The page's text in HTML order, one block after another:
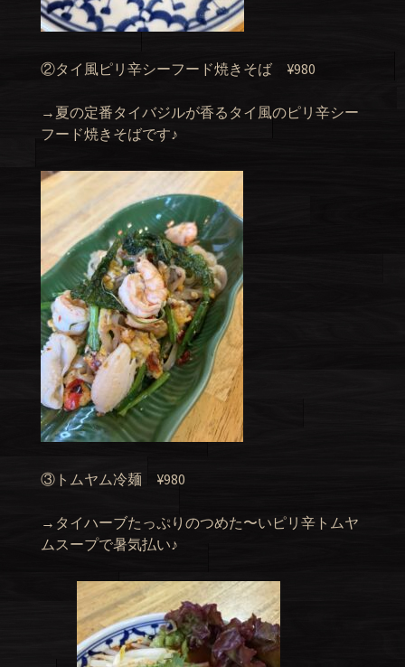
②タイ風ピリ辛シーフード焼きそば ¥980
→夏の定番タイバジルが香るタイ風のピリ辛シー
フード焼きそばです♪
③トムヤム冷麺 ¥980
→タイハーブたっぷりのつめた〜いピリ辛トムヤ
ムスープで暑気払い♪